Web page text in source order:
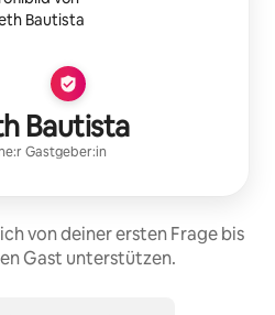
Bautista
Gastgeber:in
von deiner ersten Frage bis
Gast unterstützen.